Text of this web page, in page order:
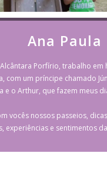
Ana Paula
Alcântara Porfírio, trabalho
com um príncipe chamado
e o Arthur, que fazem meus
vocês nossos passeios,
experiências e sentimentos